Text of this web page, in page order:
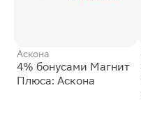
Аскона
4% бонусами Магнит
Плюса: Аскона